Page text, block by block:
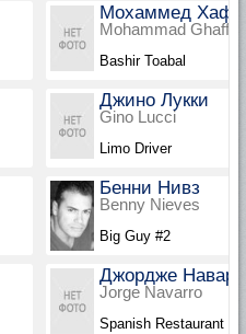
Мохаммед
Mohammad Ghaffari
Bashir Toabal
Джино Лукки
Gino Lucci
Limo Driver
Бенни Нивз
Benny Nieves
Big Guy #2
Джордже
Jorge Navarro
Spanish Restaurant